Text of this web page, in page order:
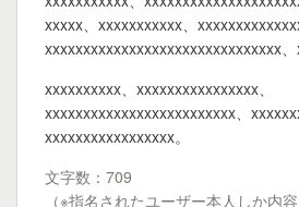
xxxxx、xxxxxxxxxxx、
xxxxxxxxxxxxxxxxxxxxxxxxxxxxxxx、
xxxxxxxxxx、xxxxxxxxxxxxxxxx、
xxxxxxxxxxxxxxxxxxxxxxxxx、
xxxxxxxxxxxxxxxxx。
文字数：709
（※指名されたユーザー本人しか内